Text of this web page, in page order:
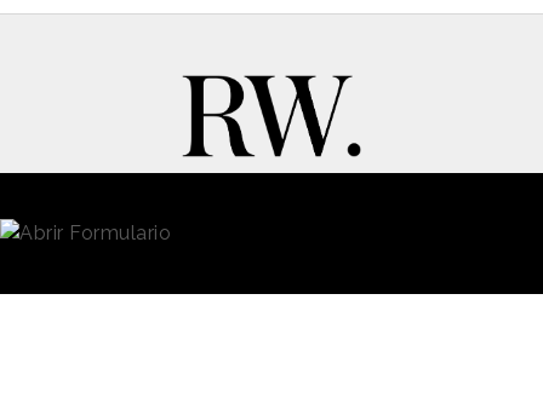
Contacto